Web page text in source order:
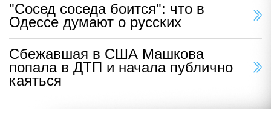
"Сосед соседа боится": что в
Одессе думают о русских
Сбежавшая в США Машкова
попала в ДТП и начала публично
каяться